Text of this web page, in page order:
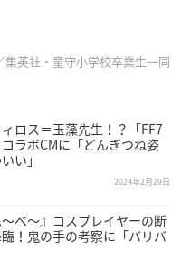
英社・童守小学校卒業生一同
ロス＝玉藻先生！？「FF7
ラボCMに「どんぎつね姿
い」
2024年2月29日
～べ～』コスプレイヤーの断
！鬼の手の考察に「バリバ